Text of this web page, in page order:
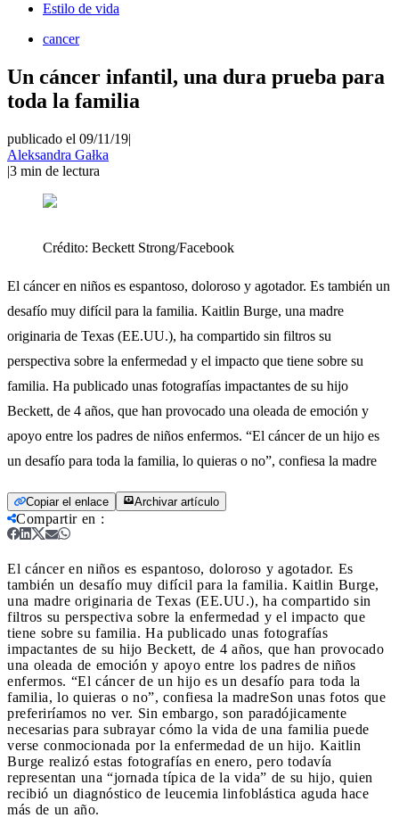
Estilo de vida
cancer
Un cáncer infantil, una dura prueba para
toda la familia
publicado el 09/11/19|
Aleksandra Gałka
|3 min de lectura
Crédito: Beckett Strong/Facebook
El cáncer en niños es espantoso, doloroso y agotador. Es también un
desafío muy difícil para la familia. Kaitlin Burge, una madre
originaria de Texas (EE.UU.), ha compartido sin filtros su
perspectiva sobre la enfermedad y el impacto que tiene sobre su
familia. Ha publicado unas fotografías impactantes de su hijo
Beckett, de 4 años, que han provocado una oleada de emoción y
apoyo entre los padres de niños enfermos. “El cáncer de un hijo es
un desafío para toda la familia, lo quieras o no”, confiesa la madre
Copiar el enlace Archivar artículo
Compartir en :
El cáncer en niños es espantoso, doloroso y agotador. Es
también un desafío muy difícil para la familia. Kaitlin Burge,
una madre originaria de Texas (EE.UU.), ha compartido sin
filtros su perspectiva sobre la enfermedad y el impacto que
tiene sobre su familia. Ha publicado unas fotografías
impactantes de su hijo Beckett, de 4 años, que han provocado
una oleada de emoción y apoyo entre los padres de niños
enfermos. “El cáncer de un hijo es un desafío para toda la
familia, lo quieras o no”, confiesa la madreSon unas fotos que
preferiríamos no ver. Sin embargo, son paradójicamente
necesarias para subrayar cómo la vida de una familia puede
verse conmocionada por la enfermedad de un hijo. Kaitlin
Burge realizó estas fotografías en enero, pero todavía
representan una “jornada típica de la vida” de su hijo, quien
recibió un diagnóstico de leucemia linfoblástica aguda hace
más de un año.